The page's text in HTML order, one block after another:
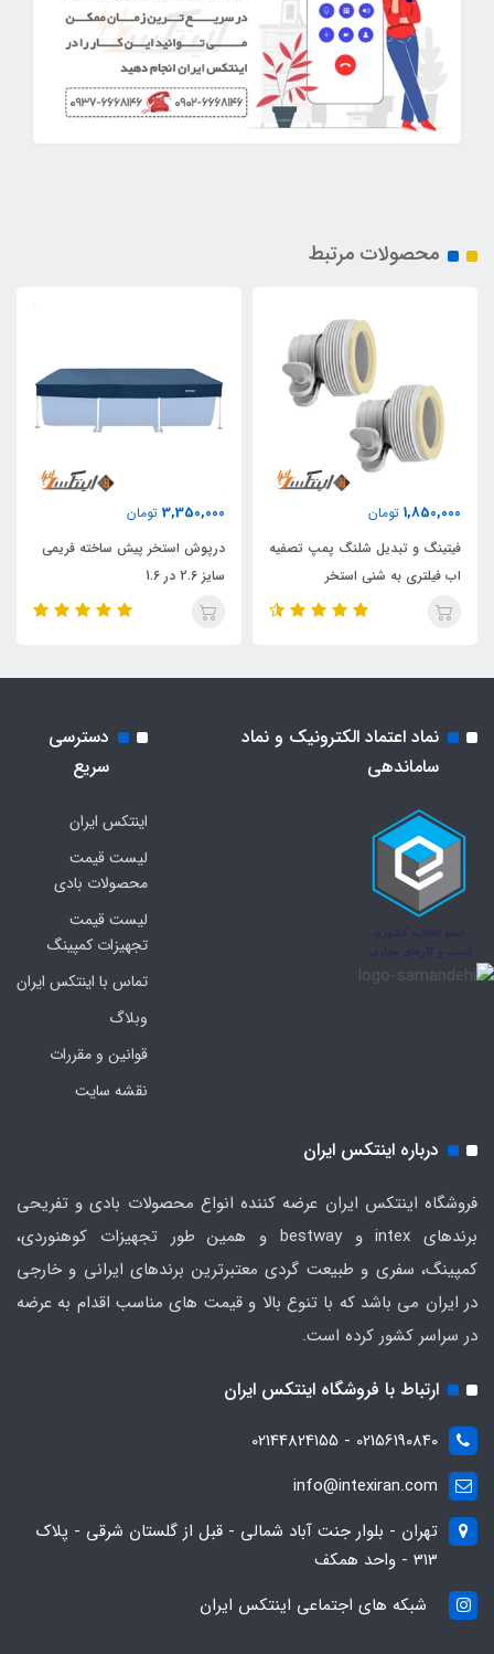
محصولات مرتبط
1,850,000 تومان
فیتینگ و تبدیل شلنگ پمپ تصفیه
اب فیلتری به شنی استخر
3,350,000 تومان
درپوش استخر پیش ساخته فریمی
سایز 2.6 در 1.6
نماد اعتماد الکترونیک و نماد
ساماندهی
دسترسی
سریع
اینتکس ایران
لیست قیمت
محصولات بادی
لیست قیمت
تجهیزات کمپینگ
تماس با اینتکس ایران
وبلاگ
قوانین و مقررات
نقشه سایت
درباره اینتکس ایران
فروشگاه اینتکس ایران عرضه کننده انواع محصولات بادی و تفریحی
برندهای intex و bestway و همین طور تجهیزات کوهنوردی،
کمپینگ، سفری و طبیعت گردی معتبرترین برندهای ایرانی و خارجی
در ایران می باشد که با تنوع بالا و قیمت های مناسب اقدام به عرضه
در سراسر کشور کرده است.
ارتباط با فروشگاه اینتکس ایران
02156190840 - 02144824155
info@intexiran.com
تهران - بلوار جنت آباد شمالی - قبل از گلستان شرقی - پلاک
313 - واحد همکف
شبکه های اجتماعی اینتکس ایران